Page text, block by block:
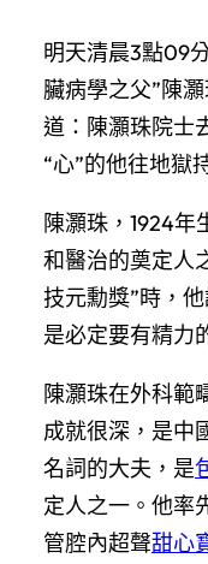
明天清晨3點09
臟病學之父”陳
道：陳灝珠院士
“心”的他往地獄
陳灝珠，1924
和醫治的奠定人
技元勳獎”時，
是必定要有精力
陳灝珠在外科範
成就很深，是中
名詞的大夫，是
定人之一。他率
管腔內超聲甜心